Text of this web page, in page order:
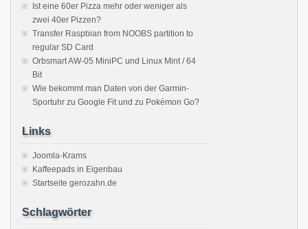
Ist eine 60er Pizza mehr oder weniger als
zwei 40er Pizzen?
Transfer Raspbian from NOOBS partition to
regular SD Card
Orbsmart AW-05 MiniPC und Linux Mint / 64
Bit
Wie bekommt man Daten von der Garmin-
Sportuhr zu Google Fit und zu Pokémon Go?
Links
Joomla-Krams
Kaffeepads in Eigenbau
Startseite gerozahn.de
Schlagwörter